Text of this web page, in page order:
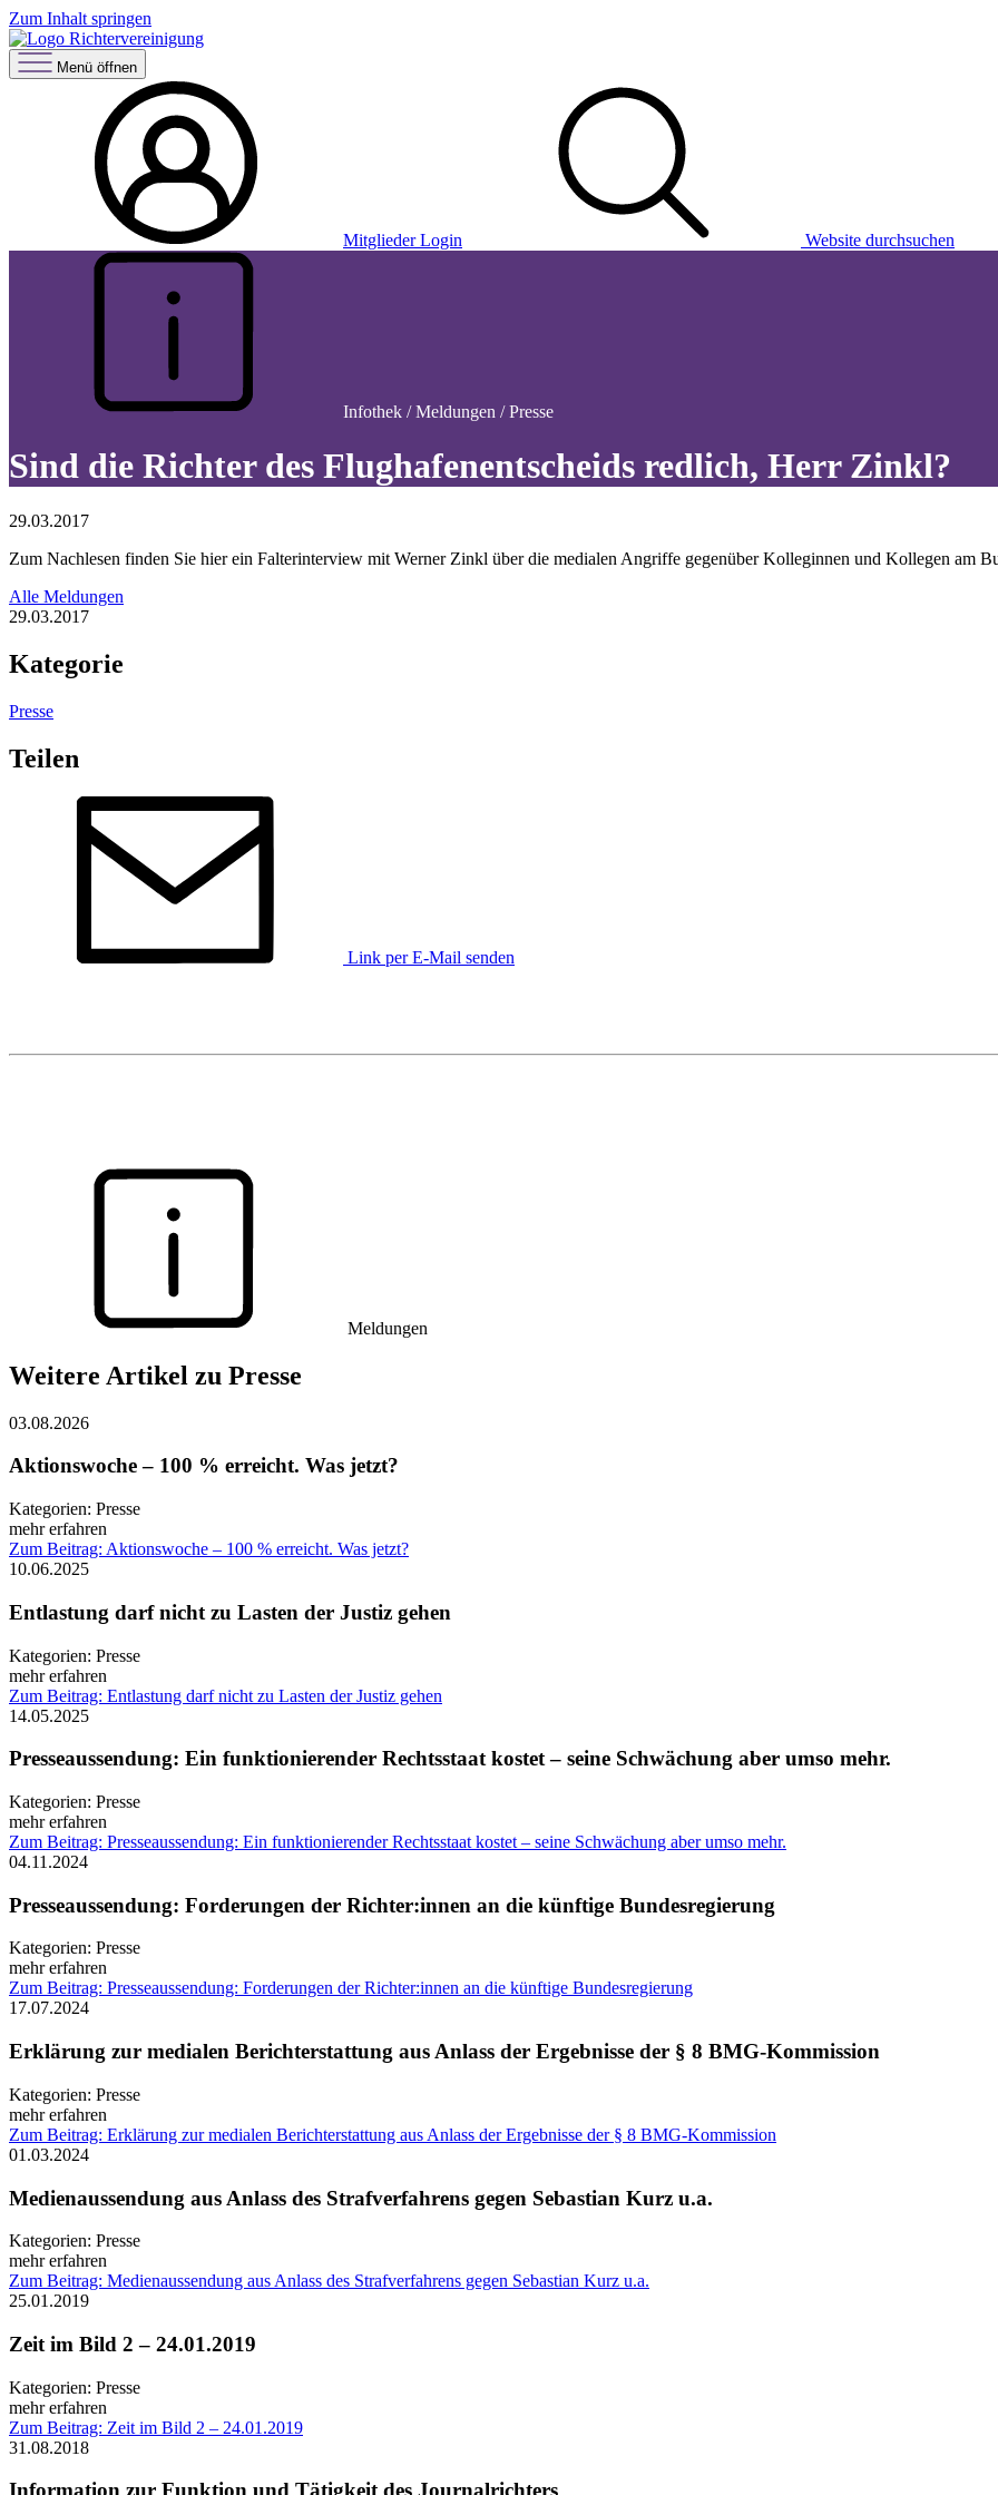
Zum Inhalt springen
Menü öffnen
Mitglieder Login Website durchsuchen
Infothek / Meldungen / Presse
Sind die Richter des Flughafenentscheids redlich, Herr Zinkl?
29.03.2017
Zum Nachlesen finden Sie hier ein Falterinterview mit Werner Zinkl über die medialen Angriffe gegenüber Kolleginnen und Kollegen am
Alle Meldungen
29.03.2017
Kategorie
Presse
Teilen
Link per E-Mail senden
Meldungen
Weitere Artikel zu Presse
03.08.2026
Aktionswoche – 100 % erreicht. Was jetzt?
Kategorien: Presse
mehr erfahren
Zum Beitrag: Aktionswoche – 100 % erreicht. Was jetzt?
10.06.2025
Entlastung darf nicht zu Lasten der Justiz gehen
Kategorien: Presse
mehr erfahren
Zum Beitrag: Entlastung darf nicht zu Lasten der Justiz gehen
14.05.2025
Presseaussendung: Ein funktionierender Rechtsstaat kostet – seine Schwächung aber umso mehr.
Kategorien: Presse
mehr erfahren
Zum Beitrag: Presseaussendung: Ein funktionierender Rechtsstaat kostet – seine Schwächung aber umso mehr.
04.11.2024
Presseaussendung: Forderungen der Richter:innen an die künftige Bundesregierung
Kategorien: Presse
mehr erfahren
Zum Beitrag: Presseaussendung: Forderungen der Richter:innen an die künftige Bundesregierung
17.07.2024
Erklärung zur medialen Berichterstattung aus Anlass der Ergebnisse der § 8 BMG-Kommission
Kategorien: Presse
mehr erfahren
Zum Beitrag: Erklärung zur medialen Berichterstattung aus Anlass der Ergebnisse der § 8 BMG-Kommission
01.03.2024
Medienaussendung aus Anlass des Strafverfahrens gegen Sebastian Kurz u.a.
Kategorien: Presse
mehr erfahren
Zum Beitrag: Medienaussendung aus Anlass des Strafverfahrens gegen Sebastian Kurz u.a.
25.01.2019
Zeit im Bild 2 – 24.01.2019
Kategorien: Presse
mehr erfahren
Zum Beitrag: Zeit im Bild 2 – 24.01.2019
31.08.2018